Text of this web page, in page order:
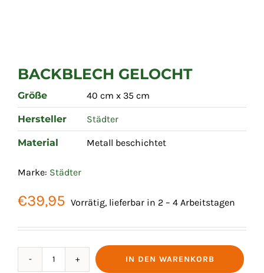
BACKBLECH GELOCHT
Größe 40 cm x 35 cm
Hersteller Städter
Material Metall beschichtet
Marke: Städter
€39,95 Vorrätig, lieferbar in 2 – 4 Arbeitstagen
BACKBLECH
IN DEN WARENKORB